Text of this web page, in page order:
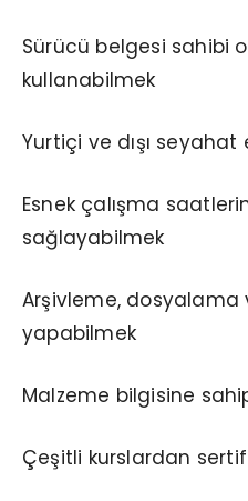
Sürücü belgesi sahibi
kullanabilmek
Yurtiçi ve dışı
Esnek çalışma
sağlayabilmek
Arşivleme, dosyalama
yapabilmek
Malzeme bilgisine
Çeşitli kurslardan